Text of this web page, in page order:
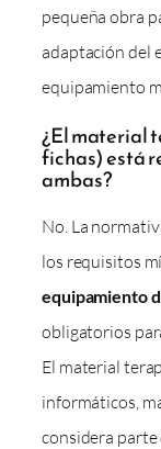
pequeña obra
adaptación del
equipamiento
¿El material
fichas) está
ambas?
No. La
los requisitos
equipamiento
obligatorios
El material
informáticos,
considera parte